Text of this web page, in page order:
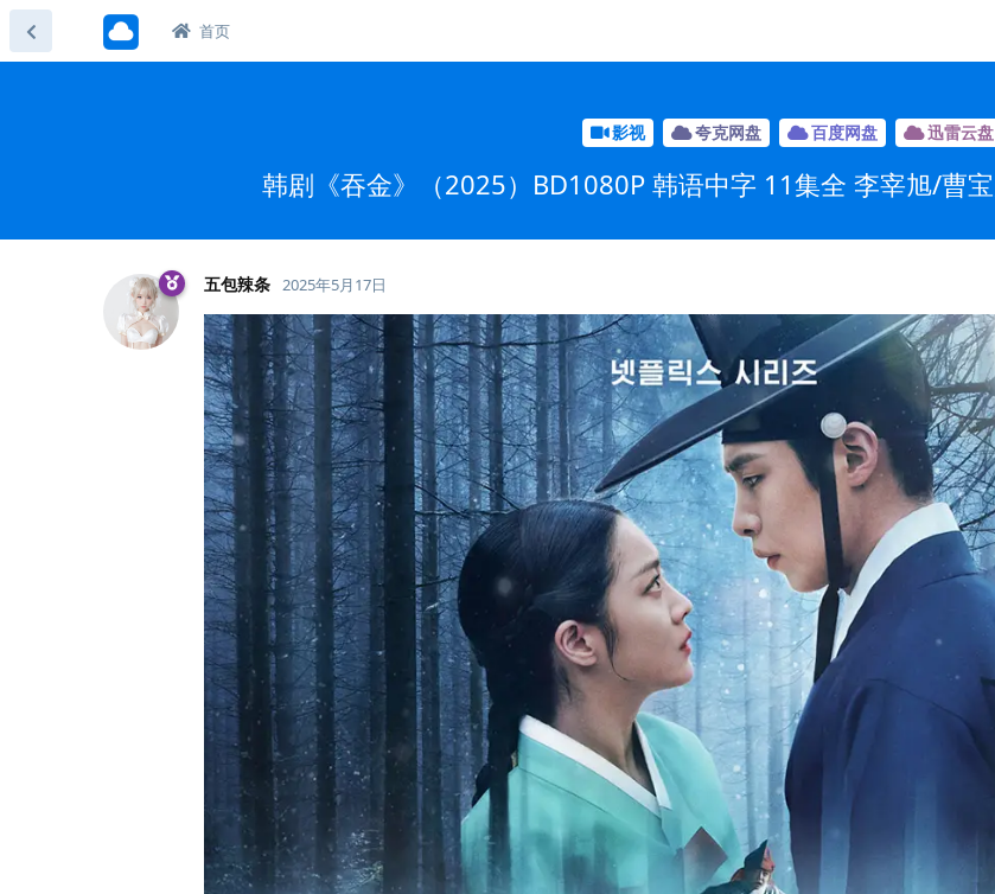
首页
影视 夸克网盘 百度网盘 迅雷云盘
韩剧《吞金》（2025）BD1080P 韩语中字 11集全 李宰旭/曹
五包辣条 2025年5月17日